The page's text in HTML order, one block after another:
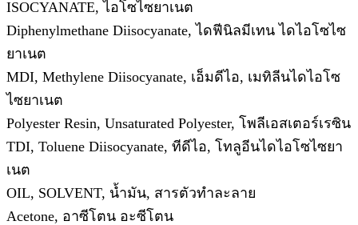
ISOCYANATE, ไอโซไซยาเนต
Diphenylmethane Diisocyanate, ไดฟีนิลมีเทน ไดไอโซไซ
ยาเนต
MDI, Methylene Diisocyanate, เอ็มดีไอ, เมทิลีนไดไอโซ
ไซยาเนต
Polyester Resin, Unsaturated Polyester, โพลีเอสเตอร์เรซิน
TDI, Toluene Diisocyanate, ทีดีไอ, โทลูอีนไดไอโซไซยา
เนต
OIL, SOLVENT, น้ำมัน, สารตัวทำละลาย
Acetone, อาซีโตน อะซีโตน